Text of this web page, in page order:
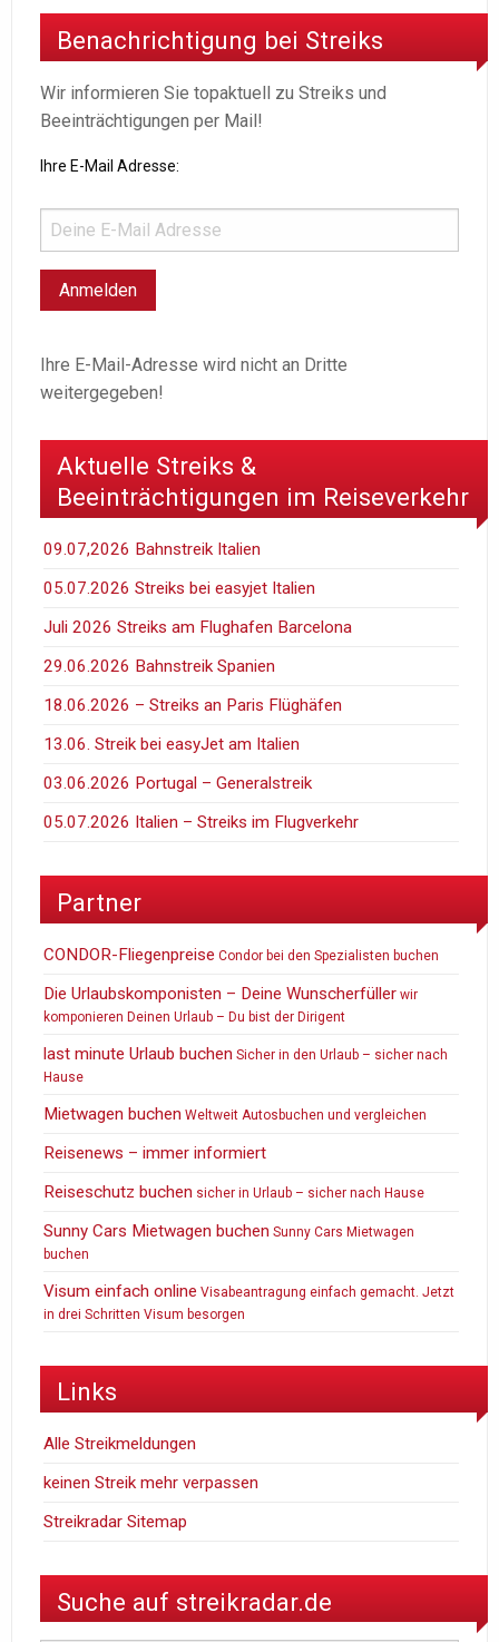
Benachrichtigung bei Streiks
Wir informieren Sie topaktuell zu Streiks und
Beeinträchtigungen per Mail!
Ihre E-Mail Adresse:
Ihre E-Mail-Adresse wird nicht an Dritte
weitergegeben!
Aktuelle Streiks &
Beeinträchtigungen im Reiseverkehr
09.07,2026 Bahnstreik Italien
05.07.2026 Streiks bei easyjet Italien
Juli 2026 Streiks am Flughafen Barcelona
29.06.2026 Bahnstreik Spanien
18.06.2026 – Streiks an Paris Flüghäfen
13.06. Streik bei easyJet am Italien
03.06.2026 Portugal – Generalstreik
05.07.2026 Italien – Streiks im Flugverkehr
Partner
CONDOR-Fliegenpreise Condor bei den Spezialisten buchen
Die Urlaubskomponisten – Deine Wunscherfüller wir
komponieren Deinen Urlaub – Du bist der Dirigent
last minute Urlaub buchen Sicher in den Urlaub – sicher nach
Hause
Mietwagen buchen Weltweit Autosbuchen und vergleichen
Reisenews – immer informiert
Reiseschutz buchen sicher in Urlaub – sicher nach Hause
Sunny Cars Mietwagen buchen Sunny Cars Mietwagen
buchen
Visum einfach online Visabeantragung einfach gemacht. Jetzt
in drei Schritten Visum besorgen
Links
Alle Streikmeldungen
keinen Streik mehr verpassen
Streikradar Sitemap
Suche auf streikradar.de